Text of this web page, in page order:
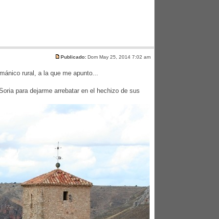
Publicado: Dom May 25, 2014 7:02 am
rural, a la que me apunto...
para dejarme arrebatar en el hechizo de sus